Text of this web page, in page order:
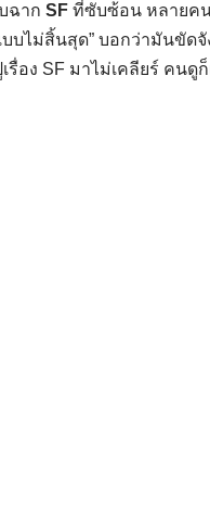
ฉาก SF ที่ซับซ้อน หลายค
บไม่สิ้นสุด” บอกว่ามันขัดจั
ง SF มาไม่เคลียร์ คนดูก็